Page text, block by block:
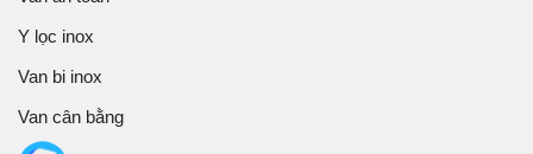
Y lọc inox
Van bi inox
Van cân bằng